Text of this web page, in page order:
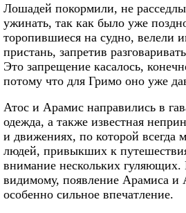
Лошадей покормили, не
ужинать, так как было уже
торопившиеся на судно, велели
пристань, запретив
Это запрещение касалось,
потому что для Гримо оно уже
Атос и Арамис направились в
одежда, а также известная
и движениях, по которой всегда
людей, привыкших к
внимание нескольких
видимому, появление Арамиса и
особенно сильное впечатление.